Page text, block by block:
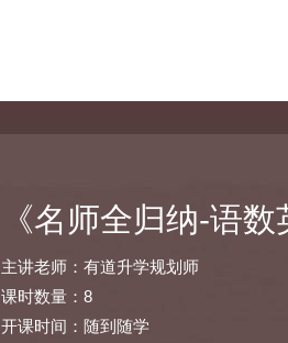
《名师全归纳-语数
主讲老师：有道升学规划师
课时数量：8
开课时间：随到随学